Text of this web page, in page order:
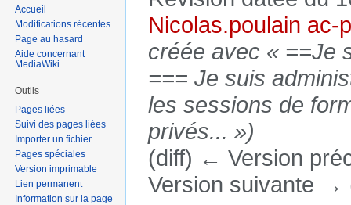
Nicolas.poulain ac-
créée avec « ==Je
=== Je suis
les sessions de
privés... »)
(diff) ← Version
Version suivante →
Accueil
Modifications récentes
Page au hasard
Aide concernant
MediaWiki
Outils
Pages liées
Suivi des pages liées
Importer un fichier
Pages spéciales
Version imprimable
Lien permanent
Information sur la page